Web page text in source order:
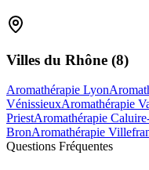
Villes du Rhône (8)
Aromathérapie Lyon
VénissieuxAromathérapie
PriestAromathérapie
BronAromathérapie
Questions Fréquentes